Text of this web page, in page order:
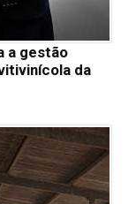
a gestão
da